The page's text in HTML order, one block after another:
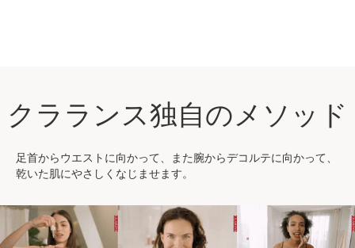
クラランス独自のメソッド
足首からウエストに向かって、また腕からデコルテに向かって、
乾いた肌にやさしくなじませます。